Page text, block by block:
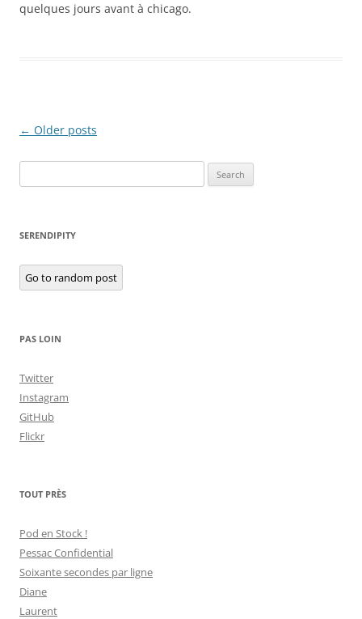
quelques jours avant à chicago.
Post
← Older posts
for:
SERENDIPITY
Go to random post
PAS LOIN
Twitter
Instagram
GitHub
Flickr
TOUT PRÈS
Pod en Stock !
Pessac Confidential
Soixante secondes par ligne
Diane
Laurent